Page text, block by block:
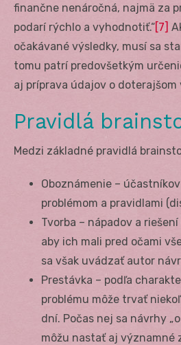
finančne nenáročná, najmä za
podarí rýchlo a vyhodnotiť.“[7]
očakávané výsledky, musí sa
tomu patrí predovšetkým
aj príprava údajov o
Pravidlá
Medzi základné pravidlá
Oboznámenie –
problémom a pravidlami
Tvorba – nápadov a
aby ich mali pred očami
sa však uvádzať autor
Prestávka – podľa
problému môže trvať
dní. Počas nej sa návrhy
môžu nastať aj významné